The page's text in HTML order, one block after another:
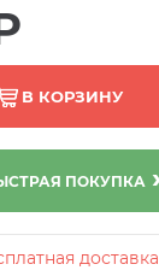
В КОРЗИНУ
ПОКУПКА
доставка